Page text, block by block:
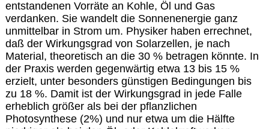
entstandenen Vorräte an Kohle, Öl und Gas
verdanken. Sie wandelt die Sonnenenergie ganz
unmittelbar in Strom um. Physiker haben errechnet,
daß der Wirkungsgrad von Solarzellen, je nach
Material, theoretisch an die 30 % betragen könnte. In
der Praxis werden gegenwärtig etwa 13 bis 15 %
erzielt, unter besonders günstigen Bedingungen bis
zu 18 %. Damit ist der Wirkungsgrad in jede Falle
erheblich größer als bei der pflanzlichen
Photosynthese (2%) und nur etwa um die Hälfte